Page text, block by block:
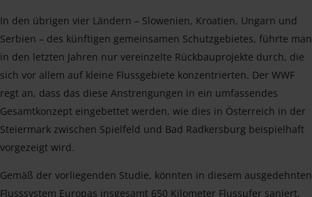
In den übrigen vier Ländern – Slowenien, Kroatien, Ungarn und
Serbien – des künftigen gemeinsamen Schutzgebietes, führte man
in den letzten Jahren nur vereinzelte Rückbauprojekte durch, die
sich vor allem auf kleine Flussgebiete konzentrierten. Der WWF
regt an, dass das diese Anstrengungen in ein umfassendes
Gesamtkonzept eingebettet werden, wie dies in Österreich in der
Steiermark zwischen Spielfeld und Bad Radkersburg beispielhaft
vorgezeigt wird.
Gemäß der vorliegenden Studie, könnten in diesem ausgedehnten
Flusssystem Europas insgesamt 650 Kilometer Flussufer saniert,